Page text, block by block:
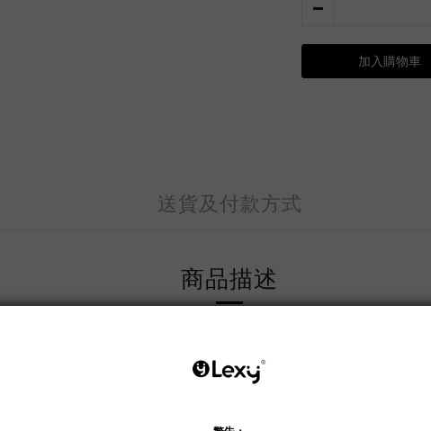
加入購物車
送貨及付款方式
商品描述